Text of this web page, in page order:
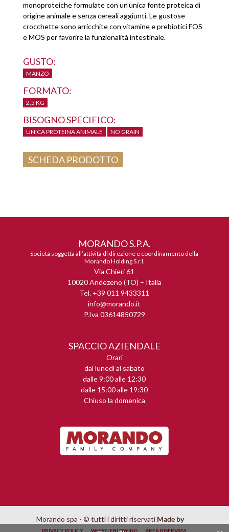
monoproteiche formulate con un’unica fonte proteica di
origine animale e senza cereali aggiunti. Le gustose
crocchette sono arricchite con vitamine e prebiotici FOS
e MOS per favorire la funzionalità intestinale.
GUSTO:
MANZO
FORMATO:
2,5 KG
BISOGNO SPECIFICO:
UNICA PROTEINA ANIMALE NO GRAIN
SCHEDA PRODOTTO
MORANDO S.P.A.
Società soggetta all’attività di direzione e coordinamento della
Morando Holding S.r.l.
Via Chieri 61
10020 Andezeno (TO) – Italia
Tel. +39 011 9433311
info@morando.it
P.Iva 03614850729
SPACCIO AZIENDALE
Orari
dal lunedì al sabato
dalle 9:00 alle 12:30
dalle 15:00 alle 19:30
Chiuso la domenica
Morando spa - © tutti i diritti riservati Made by
PRIVACY POLICY WHISTLEBLOWING AREA RISERVATA